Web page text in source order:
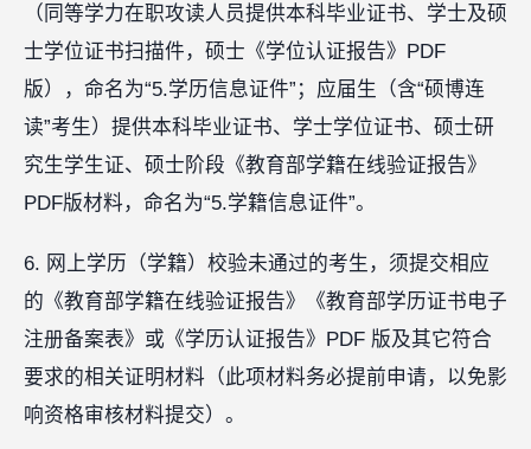
（同等学力在职攻读人员提供本科毕业证书、学士及硕
士学位证书扫描件，硕士《学位认证报告》PDF
版），命名为“5.学历信息证件”；应届生（含“硕博连
读”考生）提供本科毕业证书、学士学位证书、硕士研
究生学生证、硕士阶段《教育部学籍在线验证报告》
PDF版材料，命名为“5.学籍信息证件”。
6. 网上学历（学籍）校验未通过的考生，须提交相应
的《教育部学籍在线验证报告》《教育部学历证书电子
注册备案表》或《学历认证报告》PDF 版及其它符合
要求的相关证明材料（此项材料务必提前申请，以免影
响资格审核材料提交）。